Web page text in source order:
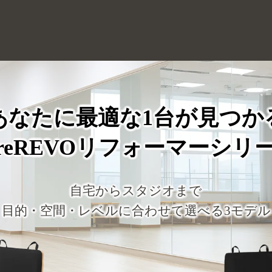
なたに最適な1台が見つか
リフォーマーシリ
自宅からスタジオまで
目的・空間・レベルに合わせて選べる3モデル